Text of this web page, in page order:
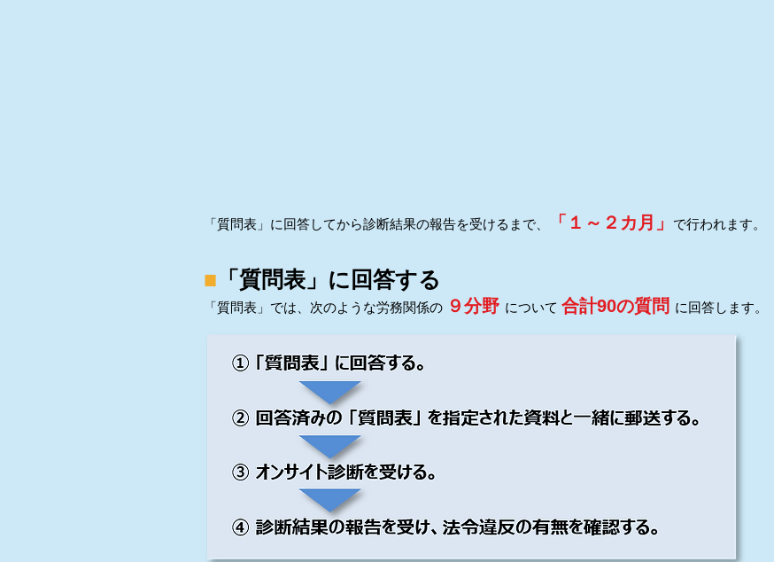
「質問表」に回答してから診断結果の報告を受けるまで、 「１～２カ月」 で行われます。
■ 「質問表」に回答する
「質問表」では、次のような労務関係の ９分野 について 合計90の質問 に回答します。